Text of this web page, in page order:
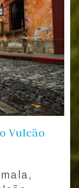
Vulcão